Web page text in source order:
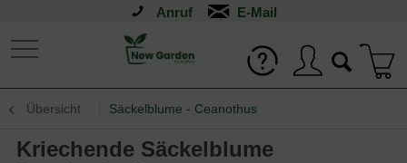
Anruf
Übersicht Säckelblume - Ceanothus
Kriechende Säckelblume